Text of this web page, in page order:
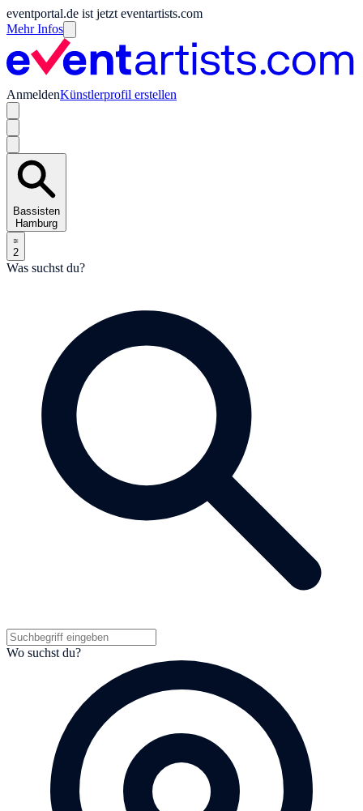
eventportal.de ist jetzt eventartists.com
Mehr Infos
AnmeldenKünstlerprofil erstellen
Bassisten
Hamburg
2
Was suchst du?
Wo suchst du?